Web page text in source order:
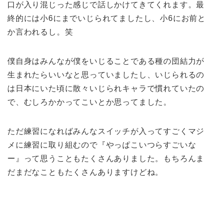
口が入り混じった感じで話しかけてきてくれます。最
終的には小6にまでいじられてましたし、小6にお前と
か言われるし。笑
僕自身はみんなが僕をいじることである種の団結力が
生まれたらいいなと思っていましたし、いじられるの
は日本にいた頃に散々いじられキャラで慣れていたの
で、むしろかかってこいとか思ってました。
ただ練習になればみんなスイッチが入ってすごくマジ
メに練習に取り組むので『やっぱこいつらすごいな
ー』って思うこともたくさんありました。もちろんま
だまだなこともたくさんありますけどね。